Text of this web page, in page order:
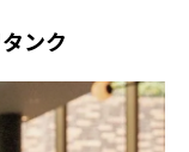
ンク